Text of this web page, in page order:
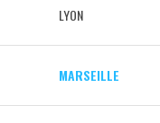
LYON
MARSEILLE